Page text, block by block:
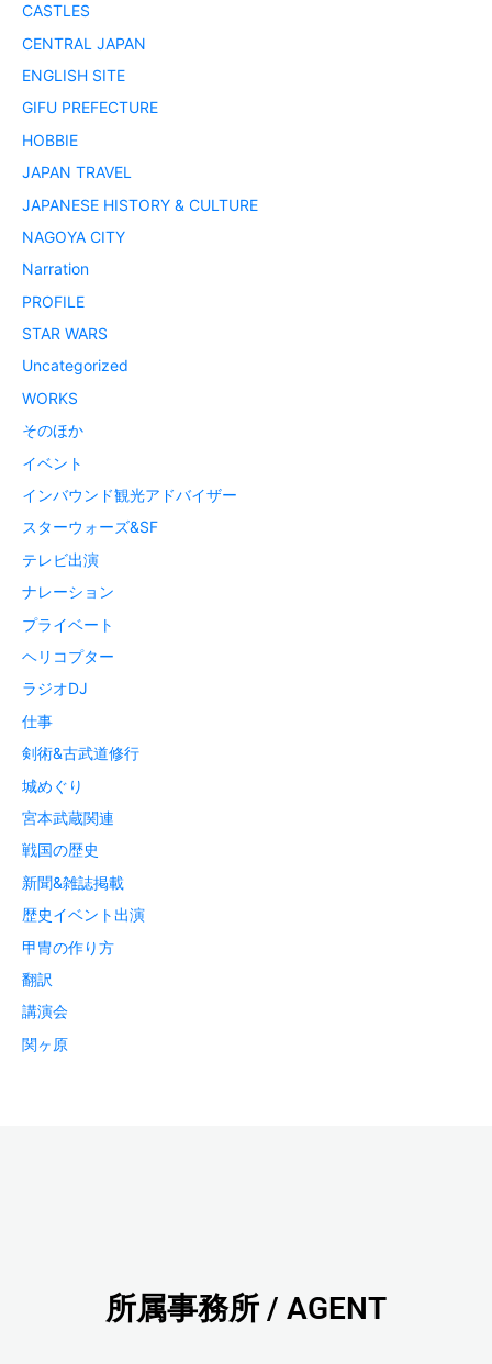
CASTLES
CENTRAL JAPAN
ENGLISH SITE
GIFU PREFECTURE
HOBBIE
JAPAN TRAVEL
JAPANESE HISTORY & CULTURE
NAGOYA CITY
Narration
PROFILE
STAR WARS
Uncategorized
WORKS
そのほか
イベント
インバウンド観光アドバイザー
スターウォーズ&SF
テレビ出演
ナレーション
プライベート
ヘリコプター
ラジオDJ
仕事
剣術&古武道修行
城めぐり
宮本武蔵関連
戦国の歴史
新聞&雑誌掲載
歴史イベント出演
甲冑の作り方
翻訳
講演会
関ヶ原
所属事務所 / AGENT